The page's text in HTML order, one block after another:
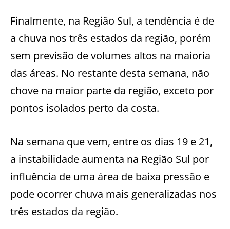
Finalmente, na Região Sul, a tendência é de
a chuva nos três estados da região, porém
sem previsão de volumes altos na maioria
das áreas. No restante desta semana, não
chove na maior parte da região, exceto por
pontos isolados perto da costa.
Na semana que vem, entre os dias 19 e 21,
a instabilidade aumenta na Região Sul por
influência de uma área de baixa pressão e
pode ocorrer chuva mais generalizadas nos
três estados da região.